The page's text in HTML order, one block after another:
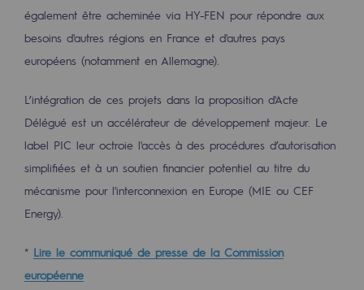
Social
Social
Inclusion
Mixité et égalité Femme-Homme
Sécurité
Sécurité
PARI 2035, le programme de sécurité
également être acheminée via HY-FEN pour répondre aux
besoins d'autres régions en France et d'autres pays
européens (notamment en Allemagne).
L’intégration de ces projets dans la proposition d'Acte
Délégué est un accélérateur de développement majeur. Le
label PIC leur octroie l'accès à des procédures d’autorisation
simplifiées et à un soutien financier potentiel au titre du
mécanisme pour l'interconnexion en Europe (MIE ou CEF
Energy).
* Lire le communiqué de presse de la Commission
européenne